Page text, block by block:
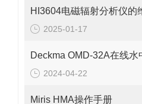
2025-01-17
2024-04-22
Miris HMA操作手册